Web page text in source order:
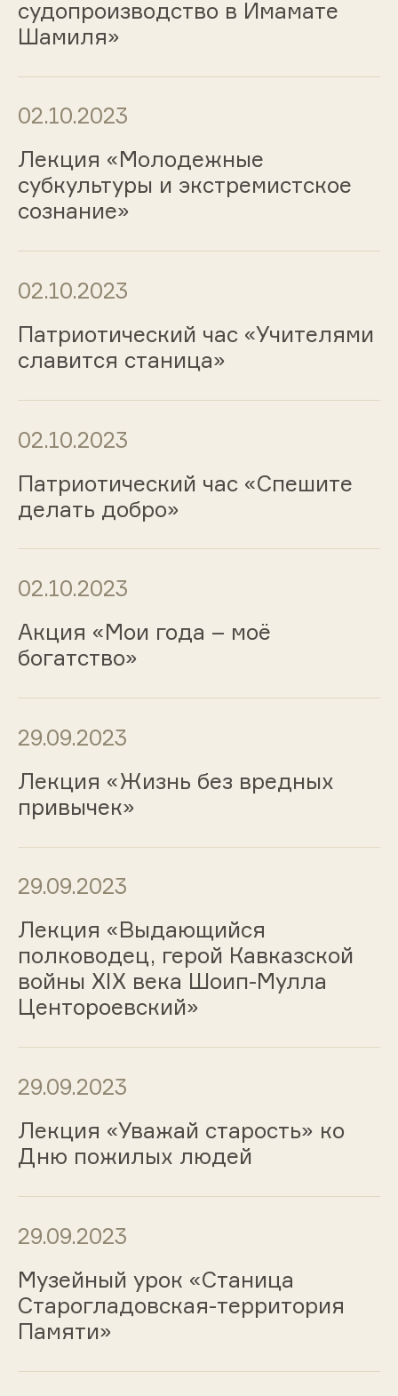
судопроизводство в Имамате
Шамиля»
02.10.2023
Лекция «Молодежные
субкультуры и экстремистское
сознание»
02.10.2023
Патриотический час «Учителями
славится станица»
02.10.2023
Патриотический час «Спешите
делать добро»
02.10.2023
Акция «Мои года – моё
богатство»
29.09.2023
Лекция «Жизнь без вредных
привычек»
29.09.2023
Лекция «Выдающийся
полководец, герой Кавказской
войны XIX века Шоип-Мулла
Центороевский»
29.09.2023
Лекция «Уважай старость» ко
Дню пожилых людей
29.09.2023
Музейный урок «Станица
Старогладовская-территория
Памяти»